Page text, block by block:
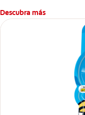
Descubra más